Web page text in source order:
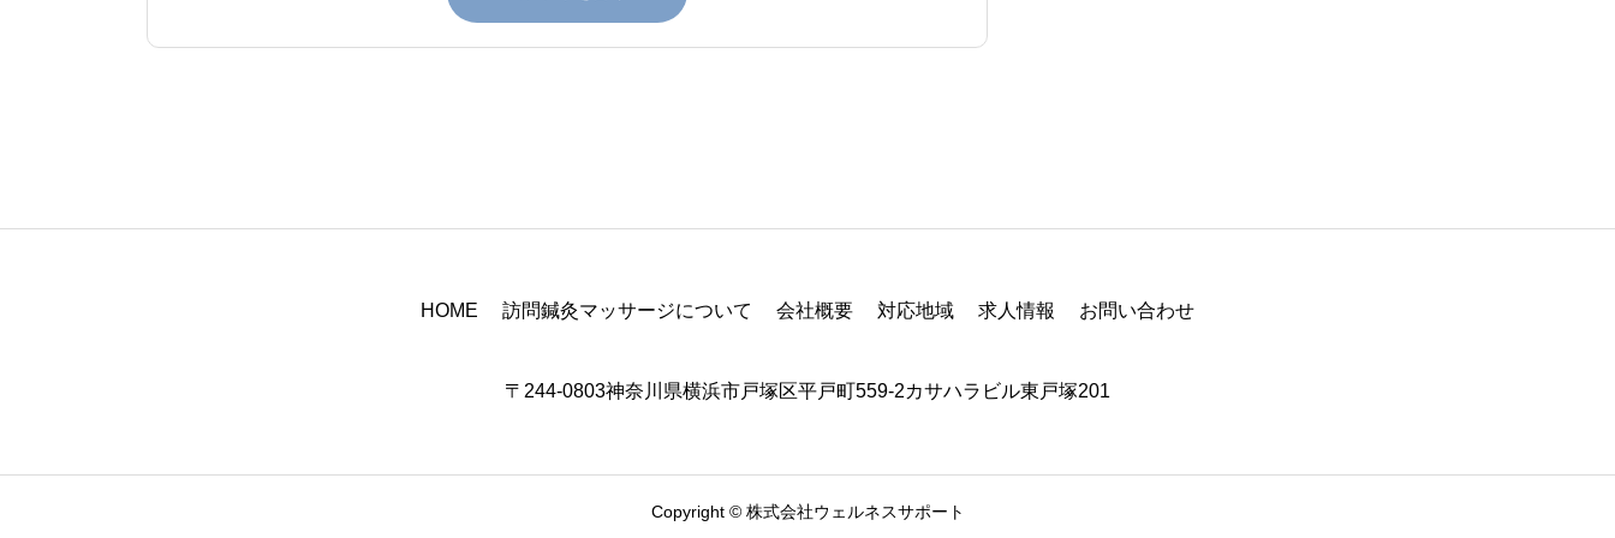
HOME 訪問鍼灸マッサージについて 会社概要 対応地域 求人情報 お問い合わせ
〒244-0803神奈川県横浜市戸塚区平戸町559-2カサハラビル東戸塚201
Copyright © 株式会社ウェルネスサポート